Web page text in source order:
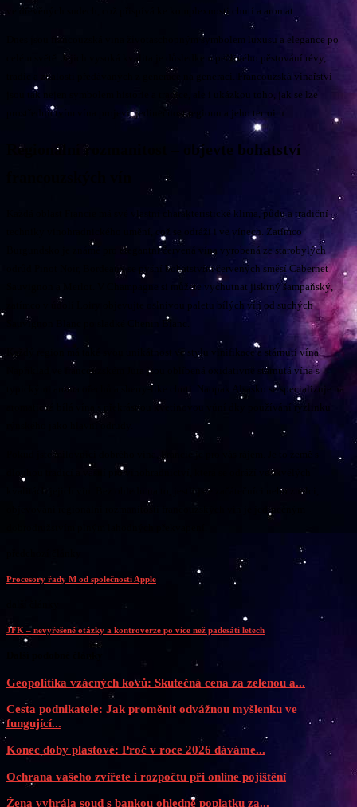
ve dřevěných sudech, což přispívá ke komplexnosti chutí a aromat.
Dnes jsou francouzská vina životaschopným symbolem luxusu a elegance po
celém světě. Jejich vysoká kvalita je důsledkem pečlivého pěstování révy,
tradic a znalostí předávaných z generace na generaci. Francouzská vinařství
jsou tak nejen symbolem historie a tradice, ale i ukázkou toho, jak se lze
prostřednictvím vína projevit jedinečnost regionu a jeho terroiru.
Regionální rozmanitost – objevte bohatství
Každá oblast Francie má své vlastní charakteristické klima, půdu a tradiční
techniky vinohradnického umění, což se odráží i ve vínech. Zatímco
Burgundsko je známé pro elegantní červená vína vyrobená ze starobylých
odrůd Pinot Noir, Bordeaux se pyšní bohatstvím červených směsí Cabernet
Sauvignon a Merlot. V Champagne si můžete vychutnat jiskrný šampaňský,
zatímco v údolí Loiry objevujte oslnivou paletu bílých vín od suchých
Sauvignon Blanc po sladké Chenin Blanc.
Každý region má také svou unikátnost ve stylu vinifikace a stárnutí vína.
Například ve francouzském Jura jsou oblíbená oxidativně stárnutá vína s
typickými aroma ořechů a sherry-like chuti. Naopak Alsasko se specializuje na
aromatická bílá vína s překrásnou kvetinovou vůní dky používání ryzlinku
Pokud jste milovníci dobrého vína, Francie je pro vás rájem. Je to země s
dlouhou tradicí a vášní pro vinohradnictví, která se odráží ve skvělých
kvalitách jejich vín. Bez ohledu na to, jestli jste začátečníci nebo znalci,
objevování regionální rozmanitosti francouzských vín je jedinečným
Procesory řady M od společnosti Apple
JFK – nevyřešené otázky a kontroverze po více než padesáti letech
Geopolitika vzácných kovů: Skutečná cena za zelenou a...
Cesta podnikatele: Jak proměnit odvážnou myšlenku ve
fungující...
Konec doby plastové: Proč v roce 2026 dáváme...
Ochrana vašeho zvířete i rozpočtu při online pojištění
Žena vyhrála soud s bankou ohledně poplatku za...